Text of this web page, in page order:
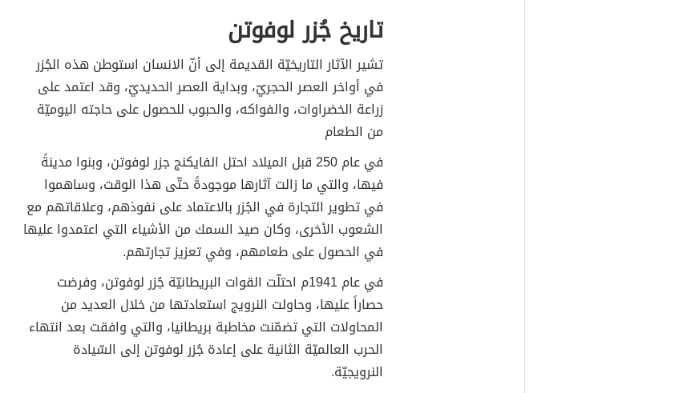
تاريخ جُزر لوفوتن
تشير الآثار التاريخيّة القديمة إلى أنّ الانسان استوطن هذه الجُزر
في أواخر العصر الحجريّ، وبداية العصر الحديديّ، وقد اعتمد على
زراعة الخضراوات، والفواكه، والحبوب للحصول على حاجته اليوميّة
من الطعام
في عام 250 قبل الميلاد احتل الفايكنج جزر لوفوتن، وبنوا مدينةً
فيها، والتي ما زالت آثارها موجودةً حتّى هذا الوقت، وساهموا
في تطوير التجارة في الجُزر بالاعتماد على نفوذهم، وعلاقاتهم مع
الشعوب الأخرى، وكان صيد السمك من الأشياء التي اعتمدوا عليها
في الحصول على طعامهم، وفي تعزيز تجارتهم.
في عام 1941م احتلّت القوات البريطانيّة جُزر لوفوتن، وفرضت
حصاراً عليها، وحاولت النرويج استعادتها من خلال العديد من
المحاولات التي تضمّنت مخاطبة بريطانيا، والتي وافقت بعد انتهاء
الحرب العالميّة الثانية على إعادة جُزر لوفوتن إلى السّيادة
النرويجيّة.